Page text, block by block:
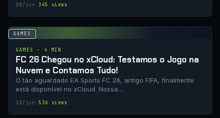
08/jun · 345 views
GAMES
GAMES · 4 MIN
FC 26 Chegou no xCloud: Testamos o Jogo na
Nuvem e Contamos Tudo!
O tão aguardado EA Sports FC 26, antigo FIFA, finalmente
está disponível no xCloud. Nossa…
18/jun · 536 views